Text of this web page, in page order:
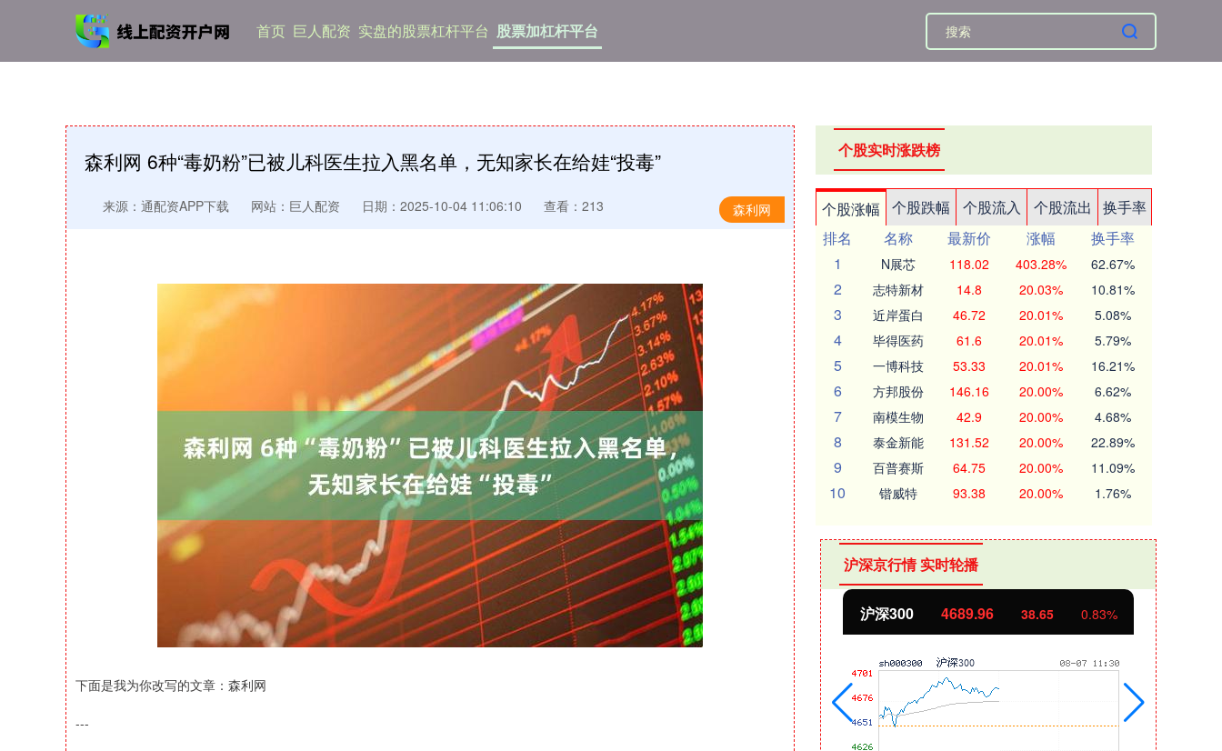
首页 巨人配资 实盘的股票杠杆平台 股票加杠杆平台
森利网 6种“毒奶粉”已被儿科医生拉入黑名单，无知家长在给娃“投毒”
森利网
来源：通配资APP下载 网站：巨人配资 日期：2025-10-04 11:06:10 查看：213
下面是我为你改写的文章：森利网
---
个股实时涨跌榜
个股涨幅 个股跌幅 个股流入 个股流出
换手率
排名
名称 最新价 涨幅
换手率
1
N展芯 118.02 403.28% 62.67%
2 志特新材 14.8 20.03% 10.81%
3 近岸蛋白 46.72 20.01% 5.08%
4 毕得医药 61.6 20.01% 5.79%
5 一博科技 53.33 20.01% 16.21%
6 方邦股份 146.16 20.00% 6.62%
7 南模生物 42.9 20.00% 4.68%
8 泰金新能 131.52 20.00% 22.89%
9 百普赛斯 64.75 20.00% 11.09%
10 锴威特 93.38 20.00% 1.76%
沪深京行情 实时轮播
上证指数 3919.51 19.16 0.49% 深证成指 14295.08 184.96 沪深300 4689.96 38.65 0.83%